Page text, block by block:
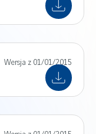
Wersja z 01/01/2015